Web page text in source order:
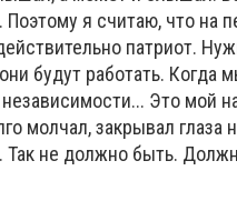
я считаю, что на
патриот.
будут работать. Когда
Это мой
молчал, закрывал глаза
не должно быть.